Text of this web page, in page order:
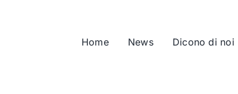
Home News Dicono di noi